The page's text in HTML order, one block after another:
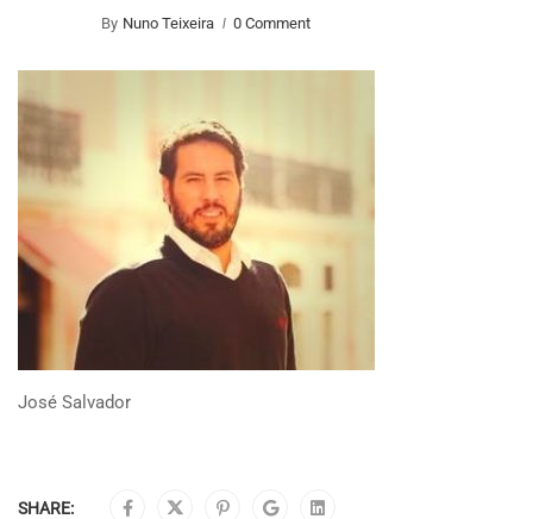
By Nuno Teixeira 0 Comment
José Salvador
SHARE: